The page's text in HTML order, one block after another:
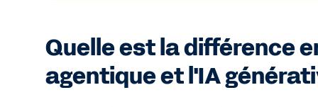
Quelle est la différence
agentique et l'IA